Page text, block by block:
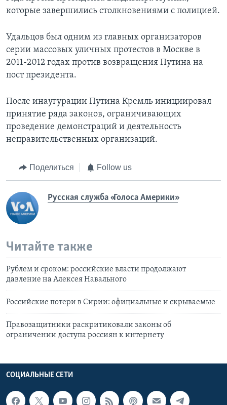
которые завершились столкновениями с полицией.
Удальцов был одним из главных организаторов
серии массовых уличных протестов в Москве в
2011-2012 годах против возвращения Путина на
пост президента.
После инаугурации Путина Кремль инициировал
принятие ряда законов, ограничивающих
проведение демонстраций и деятельность
неправительственных организаций.
Поделиться Follow us
Русская служба «Голоса Америки»
Читайте также
Рублем и сроком: российские власти продолжают
давление на Алексея Навального
Российские потери в Сирии: официальные и скрываемые
Правозащитники раскритиковали законы об
ограничении доступа россиян к интернету
СОЦИАЛЬНЫЕ СЕТИ